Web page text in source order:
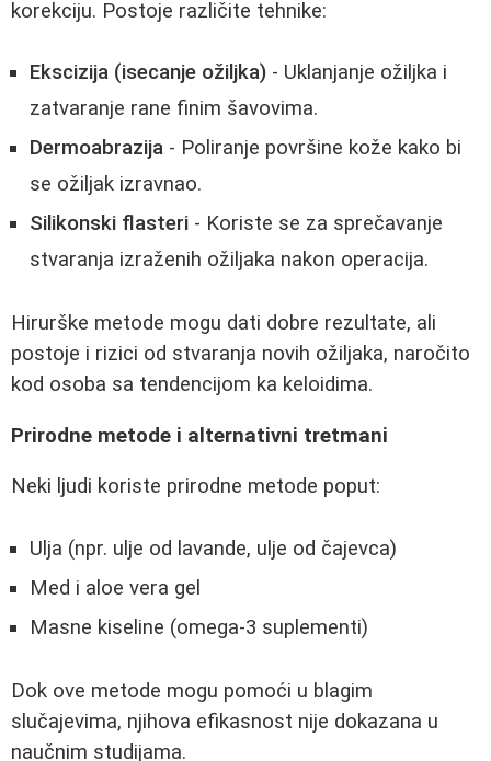
korekciju. Postoje različite tehnike:
Ekscizija (isecanje ožiljka) - Uklanjanje ožiljka i
zatvaranje rane finim šavovima.
Dermoabrazija - Poliranje površine kože kako bi
se ožiljak izravnao.
Silikonski flasteri - Koriste se za sprečavanje
stvaranja izraženih ožiljaka nakon operacija.
Hirurške metode mogu dati dobre rezultate, ali
postoje i rizici od stvaranja novih ožiljaka, naročito
kod osoba sa tendencijom ka keloidima.
Prirodne metode i alternativni tretmani
Neki ljudi koriste prirodne metode poput:
Ulja (npr. ulje od lavande, ulje od čajevca)
Med i aloe vera gel
Masne kiseline (omega-3 suplementi)
Dok ove metode mogu pomoći u blagim
slučajevima, njihova efikasnost nije dokazana u
naučnim studijama.